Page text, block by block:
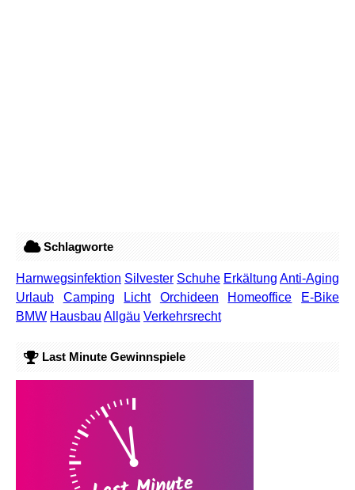
Schlagworte
Harnwegsinfektion Silvester Schuhe Erkältung Anti-Aging
Urlaub
Camping Licht Orchideen Homeoffice
E-Bike
BMW Hausbau Allgäu Verkehrsrecht
Last Minute Gewinnspiele